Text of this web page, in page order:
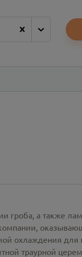
гроба, а также
охлаждения для
траурной